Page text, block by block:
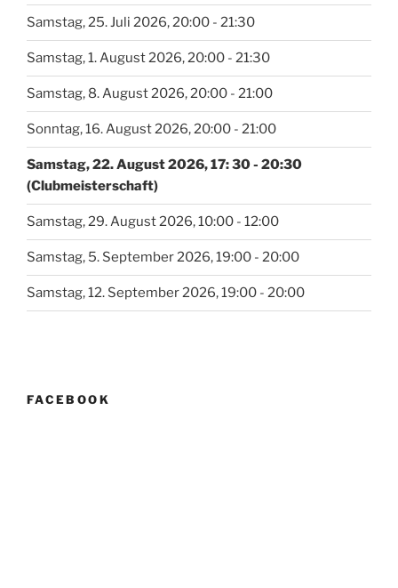
Samstag, 25. Juli 2026, 20:00 - 21:30
Samstag, 1. August 2026, 20:00 - 21:30
Samstag, 8. August 2026, 20:00 - 21:00
Sonntag, 16. August 2026, 20:00 - 21:00
Samstag, 22. August 2026, 17: 30 - 20:30
(Clubmeisterschaft)
Samstag, 29. August 2026, 10:00 - 12:00
Samstag, 5. September 2026, 19:00 - 20:00
Samstag, 12. September 2026, 19:00 - 20:00
FACEBOOK